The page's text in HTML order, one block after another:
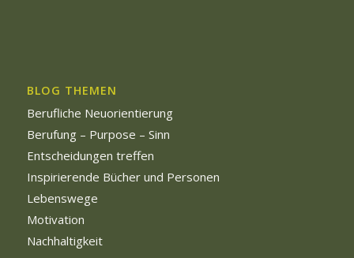
BLOG THEMEN
Berufliche Neuorientierung
Berufung – Purpose – Sinn
Entscheidungen treffen
Inspirierende Bücher und Personen
Lebenswege
Motivation
Nachhaltigkeit